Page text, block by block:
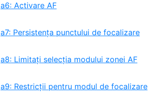
a6: Activare AF
a7: Persistența punctului de focalizare
a8: Limitați selecția modului zonei AF
a9: Restricții pentru modul de focalizare